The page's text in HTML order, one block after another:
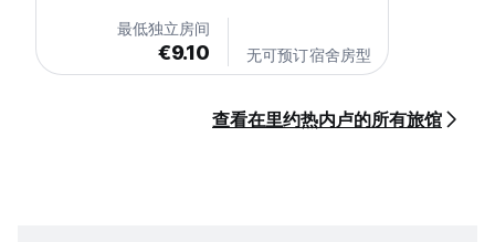
最低独立房间
€9.10 无可预订宿舍房型
查看在里约热内卢的所有旅馆